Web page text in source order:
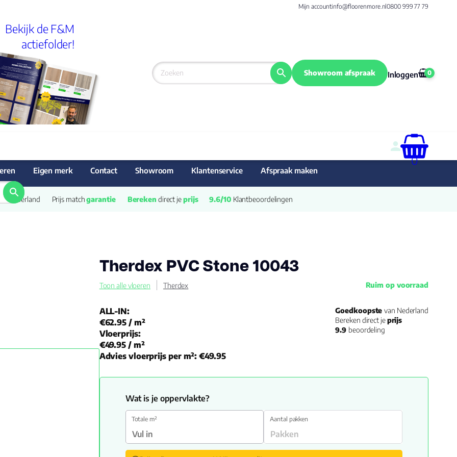
Mijn accountinfo@floorenmore.nl0800 999 77 79
Bekijk de F&M
actiefolder!
Showroom afspraak Inloggen 0
0
Eigen merk Contact Showroom Klantenservice Afspraak maken
Nederland Prijs match garantie Bereken direct je prijs 9.6/10 Klantbeoordelingen
Therdex PVC Stone 10043
Toon alle vloeren Therdex Ruim op voorraad
ALL-IN:
€62.95 / m²
Vloerprijs:
€49.95 / m²
Advies vloerprijs per m²: €49.95
Goedkoopstevan Nederland
Bereken direct jeprijs
9.9 beoordeling
Wat is je oppervlakte?
Totale m² Aantal pakken